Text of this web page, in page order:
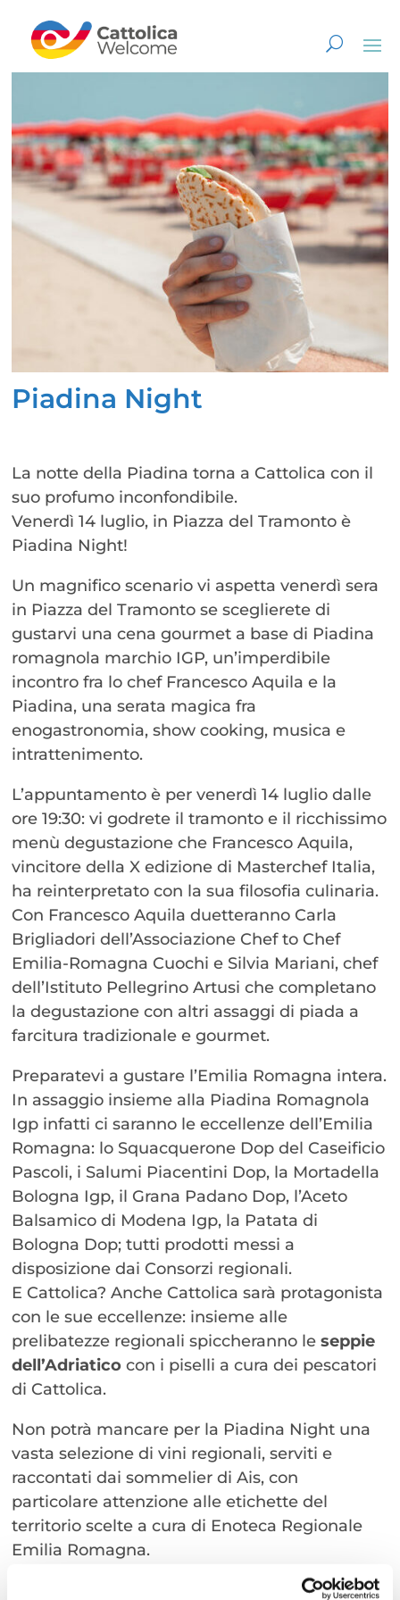
Piadina Night
La notte della Piadina torna a Cattolica con il
suo profumo inconfondibile.
Venerdì 14 luglio, in Piazza del Tramonto è
Piadina Night!
Un magnifico scenario vi aspetta venerdì sera
in Piazza del Tramonto se sceglierete di
gustarvi una cena gourmet a base di Piadina
romagnola marchio IGP, un’imperdibile
incontro fra lo chef Francesco Aquila e la
Piadina, una serata magica fra
enogastronomia, show cooking, musica e
intrattenimento.
L’appuntamento è per venerdì 14 luglio dalle
ore 19:30: vi godrete il tramonto e il ricchissimo
menù degustazione che Francesco Aquila,
vincitore della X edizione di Masterchef Italia,
ha reinterpretato con la sua filosofia culinaria.
Con Francesco Aquila duetteranno Carla
Brigliadori dell’Associazione Chef to Chef
Emilia-Romagna Cuochi e Silvia Mariani, chef
dell’Istituto Pellegrino Artusi che completano
la degustazione con altri assaggi di piada a
farcitura tradizionale e gourmet.
Preparatevi a gustare l’Emilia Romagna intera.
In assaggio insieme alla Piadina Romagnola
Igp infatti ci saranno le eccellenze dell’Emilia
Romagna: lo Squacquerone Dop del Caseificio
Pascoli, i Salumi Piacentini Dop, la Mortadella
Bologna Igp, il Grana Padano Dop, l’Aceto
Balsamico di Modena Igp, la Patata di
Bologna Dop; tutti prodotti messi a
disposizione dai Consorzi regionali.
E Cattolica? Anche Cattolica sarà protagonista
con le sue eccellenze: insieme alle
prelibatezze regionali spiccheranno leseppie
dell’Adriatico con i piselli a cura dei pescatori
di Cattolica.
Non potrà mancare per la Piadina Night una
vasta selezione di vini regionali, serviti e
raccontati dai sommelier di Ais, con
particolare attenzione alle etichette del
territorio scelte a cura di Enoteca Regionale
Emilia Romagna.
Il servizio dei prodotti food sarà invece curato